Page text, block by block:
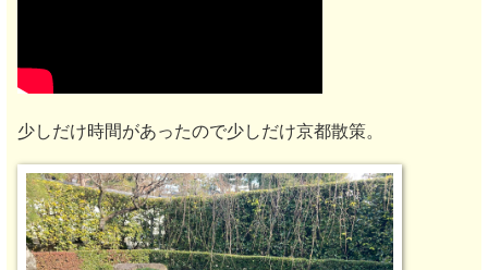
少しだけ時間があったので少しだけ京都散策。